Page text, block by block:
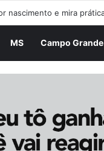
MS Campo Grande